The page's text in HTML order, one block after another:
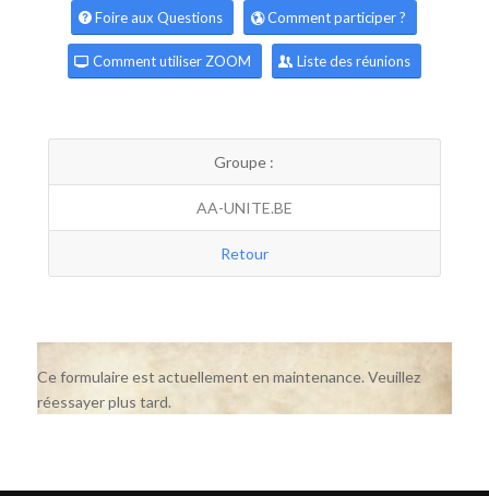
Foire aux Questions Comment participer ?
Comment utiliser ZOOM Liste des réunions
Groupe :
AA-UNITE.BE
Retour
Ce formulaire est actuellement en maintenance. Veuillez
réessayer plus tard.